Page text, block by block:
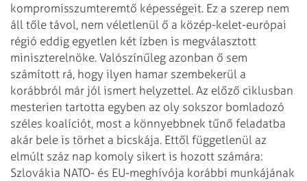
kompromisszumteremtő képességeit. Ez a szerep nem
áll tőle távol, nem véletlenül ő a közép-kelet-európai
régió eddig egyetlen két ízben is megválasztott
miniszterelnöke. Valószínűleg azonban ő sem
számított rá, hogy ilyen hamar szembekerül a
korábbról már jól ismert helyzettel. Az előző ciklusban
mesterien tartotta egyben az oly sokszor bomladozó
széles koalíciót, most a könnyebbnek tűnő feladatba
akár bele is törhet a bicskája. Ettől függetlenül az
elmúlt száz nap komoly sikert is hozott számára:
Szlovákia NATO- és EU-meghívója korábbi munkájának